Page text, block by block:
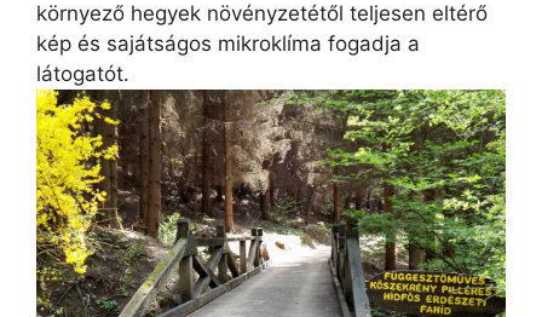
környező hegyek növényzetétől teljesen eltérő
kép és sajátságos mikroklíma fogadja a
látogatót.